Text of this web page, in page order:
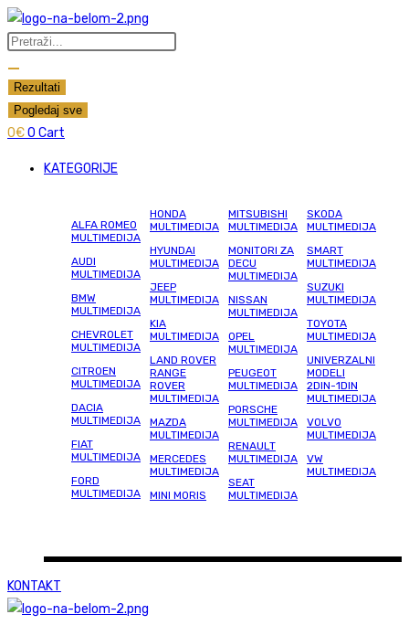
Skip
to
Search
Rezultati
Pogledaj sve
0€0 Cart
KATEGORIJE
ALFA ROMEO
MULTIMEDIJA
AUDI
MULTIMEDIJA
BMW
MULTIMEDIJA
CHEVROLET
MULTIMEDIJA
CITROEN
MULTIMEDIJA
DACIA
MULTIMEDIJA
FIAT
MULTIMEDIJA
FORD
MULTIMEDIJA
HONDA
MULTIMEDIJA
HYUNDAI
MULTIMEDIJA
JEEP
MULTIMEDIJA
KIA
MULTIMEDIJA
LAND ROVER
RANGE
ROVER
MULTIMEDIJA
MAZDA
MULTIMEDIJA
MERCEDES
MULTIMEDIJA
MINI MORIS
MITSUBISHI
MULTIMEDIJA
MONITORI ZA
DECU
MULTIMEDIJA
NISSAN
MULTIMEDIJA
OPEL
MULTIMEDIJA
PEUGEOT
MULTIMEDIJA
PORSCHE
MULTIMEDIJA
RENAULT
MULTIMEDIJA
SEAT
MULTIMEDIJA
SKODA
MULTIMEDIJA
SMART
MULTIMEDIJA
SUZUKI
MULTIMEDIJA
TOYOTA
MULTIMEDIJA
UNIVERZALNI
MODELI
2DIN-1DIN
MULTIMEDIJA
VOLVO
MULTIMEDIJA
VW
MULTIMEDIJA
KONTAKT